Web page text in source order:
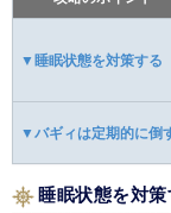
▼睡眠状態を対策する
▼バギィは定期的に倒
睡眠状態を対策